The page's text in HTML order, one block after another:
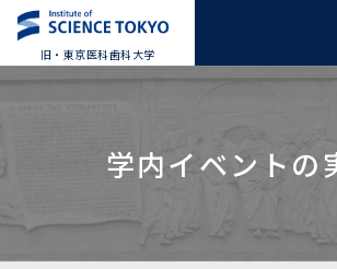
旧・東京医科歯科大学
大学案内トップ
学長メッセージ
入学案内トップ
学生生活
学内イベントの